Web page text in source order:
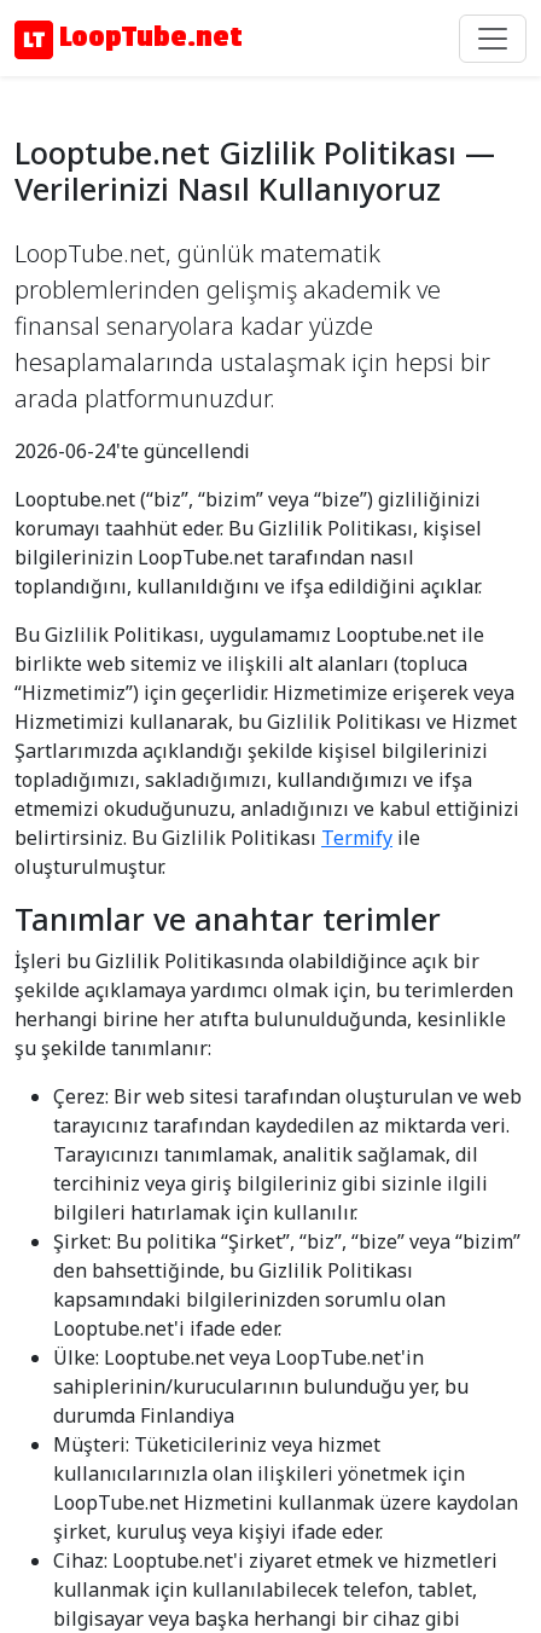
LoopTube.net
Looptube.net Gizlilik Politikası —
Verilerinizi Nasıl Kullanıyoruz
LoopTube.net, günlük matematik
problemlerinden gelişmiş akademik ve
finansal senaryolara kadar yüzde
hesaplamalarında ustalaşmak için hepsi bir
arada platformunuzdur.
2026-06-24'te güncellendi
Looptube.net (“biz”, “bizim” veya “bize”) gizliliğinizi
korumayı taahhüt eder. Bu Gizlilik Politikası, kişisel
bilgilerinizin LoopTube.net tarafından nasıl
toplandığını, kullanıldığını ve ifşa edildiğini açıklar.
Bu Gizlilik Politikası, uygulamamız Looptube.net ile
birlikte web sitemiz ve ilişkili alt alanları (topluca
“Hizmetimiz”) için geçerlidir. Hizmetimize erişerek veya
Hizmetimizi kullanarak, bu Gizlilik Politikası ve Hizmet
Şartlarımızda açıklandığı şekilde kişisel bilgilerinizi
topladığımızı, sakladığımızı, kullandığımızı ve ifşa
etmemizi okuduğunuzu, anladığınızı ve kabul ettiğinizi
belirtirsiniz. Bu Gizlilik Politikası Termify ile
oluşturulmuştur.
Tanımlar ve anahtar terimler
İşleri bu Gizlilik Politikasında olabildiğince açık bir
şekilde açıklamaya yardımcı olmak için, bu terimlerden
herhangi birine her atıfta bulunulduğunda, kesinlikle
şu şekilde tanımlanır:
Çerez: Bir web sitesi tarafından oluşturulan ve web
tarayıcınız tarafından kaydedilen az miktarda veri.
Tarayıcınızı tanımlamak, analitik sağlamak, dil
tercihiniz veya giriş bilgileriniz gibi sizinle ilgili
bilgileri hatırlamak için kullanılır.
Şirket: Bu politika “Şirket”, “biz”, “bize” veya “bizim”
den bahsettiğinde, bu Gizlilik Politikası
kapsamındaki bilgilerinizden sorumlu olan
Looptube.net'i ifade eder.
Ülke: Looptube.net veya LoopTube.net'in
sahiplerinin/kurucularının bulunduğu yer, bu
durumda Finlandiya
Müşteri: Tüketicileriniz veya hizmet
kullanıcılarınızla olan ilişkileri yönetmek için
LoopTube.net Hizmetini kullanmak üzere kaydolan
şirket, kuruluş veya kişiyi ifade eder.
Cihaz: Looptube.net'i ziyaret etmek ve hizmetleri
kullanmak için kullanılabilecek telefon, tablet,
bilgisayar veya başka herhangi bir cihaz gibi